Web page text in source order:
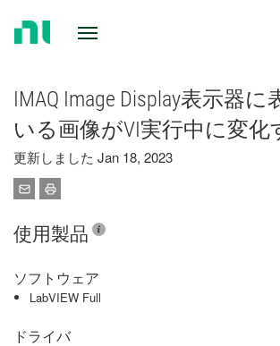
IMAQ Image Display表示器
いる画像がVI実行中に変化
更新しました Jan 18, 2023
使用製品
ソフトウェア
LabVIEW Full
ドライバ